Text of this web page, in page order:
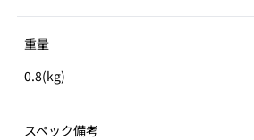
重量
0.8(kg)
スペック備考